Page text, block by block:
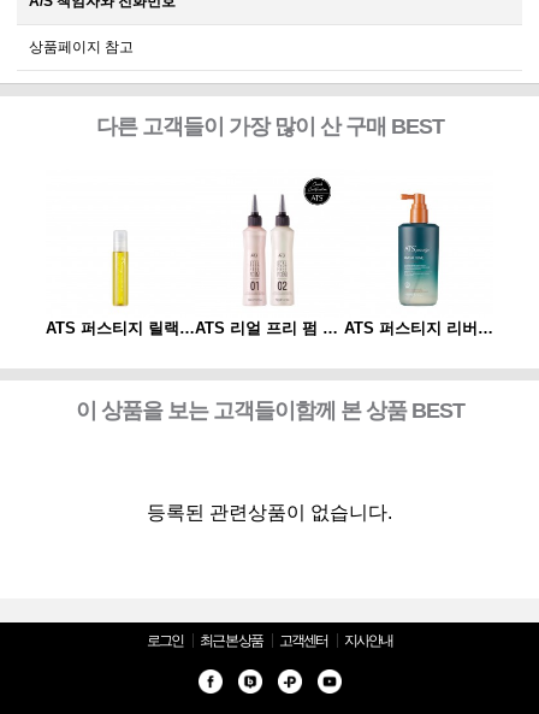
상품페이지 참고
다른 고객들이 가장 많이 산 구매 BEST
ATS 퍼스티지 릴랙싱 스파오일 10ml ATS 리얼 프리 펌 1제/2제 ATS 퍼스티지 리버시 토닉 140ml
이 상품을 보는 고객들이함께 본 상품 BEST
등록된 관련상품이 없습니다.
로그인 최근 본 상품 고객센터 지사안내